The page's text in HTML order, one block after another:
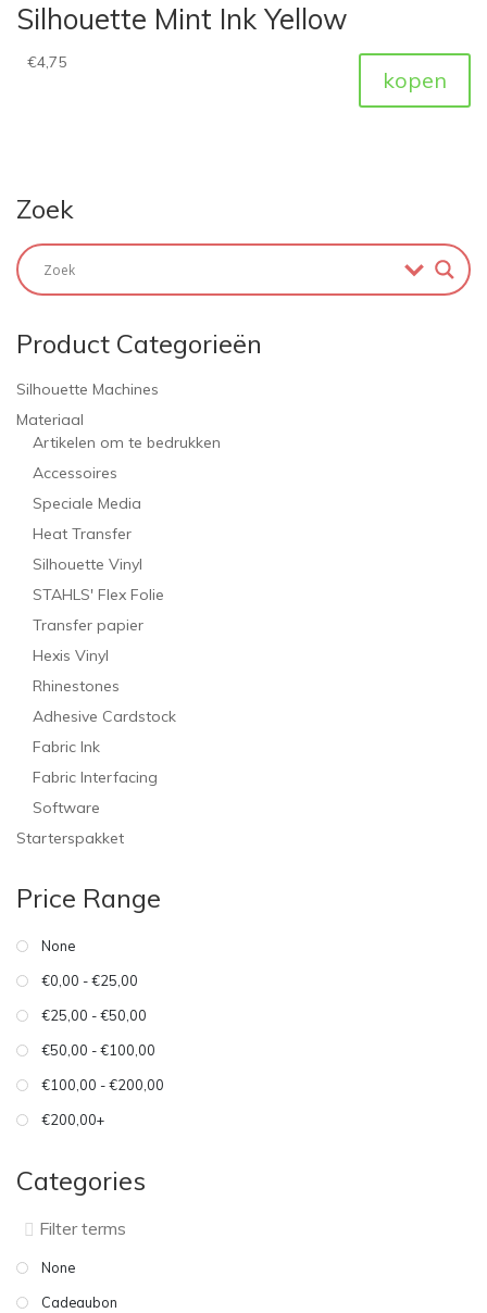
Silhouette Mint Ink Yellow
€4,75
kopen
Zoek
Product Categorieën
Silhouette Machines
Materiaal
Artikelen om te bedrukken
Accessoires
Speciale Media
Heat Transfer
Silhouette Vinyl
STAHLS' Flex Folie
Transfer papier
Hexis Vinyl
Rhinestones
Adhesive Cardstock
Fabric Ink
Fabric Interfacing
Software
Starterspakket
Price Range
None
€0,00 - €25,00
€25,00 - €50,00
€50,00 - €100,00
€100,00 - €200,00
€200,00+
Categories
None
Cadeaubon